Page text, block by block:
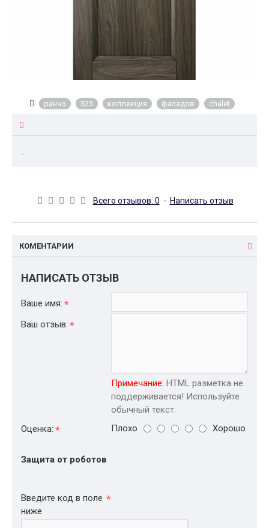
ранчо 325 коллекция фасадов chalet
..
Всего отзывов: 0 - Написать отзыв
КОМЕНТАРИИ
НАПИСАТЬ ОТЗЫВ
Ваше имя:
Ваш отзыв:
Примечание: HTML разметка не
поддерживается! Используйте
обычный текст.
Оценка:
Плохо Хорошо
Защита от роботов
Введите код в поле
ниже